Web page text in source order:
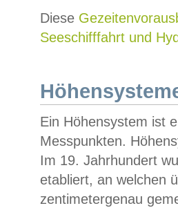
Diese
Seeschifffahrt und
Ein Höhensystem ist
Messpunkten.
Im 19. Jahrhundert
etabliert, an welchen
zentimetergenau